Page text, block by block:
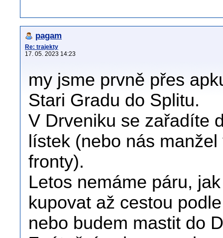
pagam
Re: trajekty
17. 05. 2023 14:23
my jsme prvně přes
Stari Gradu do Splitu.
V Drveniku se zařadíte
lístek (nebo nás
fronty).
Letos nemáme páru,
kupovat až cestou
nebo budem mastit do